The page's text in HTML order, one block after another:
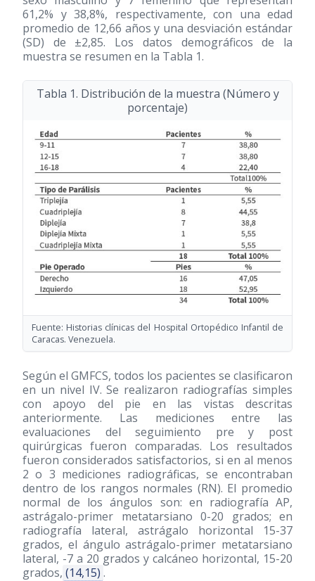
61,2% y 38,8%, respectivamente, con una edad
promedio de 12,66 años y una desviación estándar
(SD) de ±2,85. Los datos demográficos de la
muestra se resumen en la Tabla 1.
Tabla 1. Distribución de la muestra (Número y
porcentaje)
Fuente: Historias clínicas del Hospital Ortopédico Infantil de
Caracas. Venezuela.
Según el GMFCS, todos los pacientes se clasificaron
en un nivel IV. Se realizaron radiografías simples
con apoyo del pie en las vistas descritas
anteriormente. Las mediciones entre las
evaluaciones del seguimiento pre y post
quirúrgicas fueron comparadas. Los resultados
fueron considerados satisfactorios, si en al menos
2 o 3 mediciones radiográficas, se encontraban
dentro de los rangos normales (RN). El promedio
normal de los ángulos son: en radiografía AP,
astrágalo-primer metatarsiano 0-20 grados; en
radiografía lateral, astrágalo horizontal 15-37
grados, el ángulo astrágalo-primer metatarsiano
lateral, -7 a 20 grados y calcáneo horizontal, 15-20
grados, (14,15) .